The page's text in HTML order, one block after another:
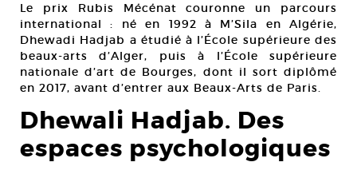
Le prix Rubis Mécénat couronne un parcours
international : né en 1992 à M’Sila en Algérie,
Dhewadi Hadjab a étudié à l’École supérieure des
beaux-arts d’Alger, puis à l’École supérieure
nationale d’art de Bourges, dont il sort diplômé
en 2017, avant d’entrer aux Beaux-Arts de Paris.
Dhewali Hadjab. Des
espaces psychologiques